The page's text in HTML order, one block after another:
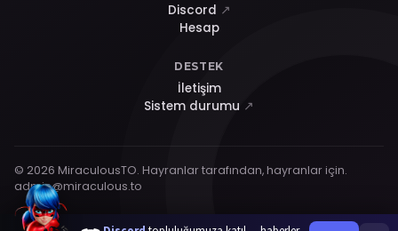
Discord ↗
Hesap
DESTEK
İletişim
Sistem durumu ↗
© 2026 MiraculousTO. Hayranlar tarafından, hayranlar için.
admin@miraculous.to